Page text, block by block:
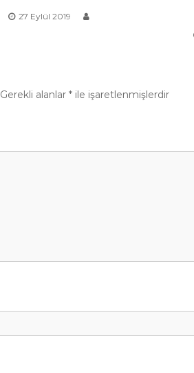
27 Eylül 2019
Gerekli alanlar * ile işaretlenmişlerdir